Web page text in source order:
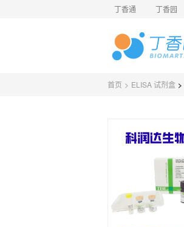
丁香通 丁香园
首页 > ELISA 试剂盒 >